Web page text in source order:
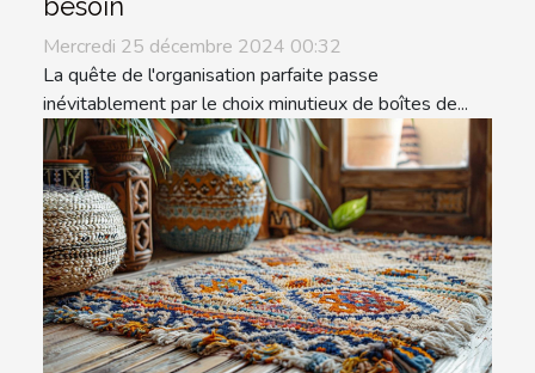
besoin
Mercredi 25 décembre 2024 00:32
La quête de l'organisation parfaite passe
inévitablement par le choix minutieux de boîtes de...